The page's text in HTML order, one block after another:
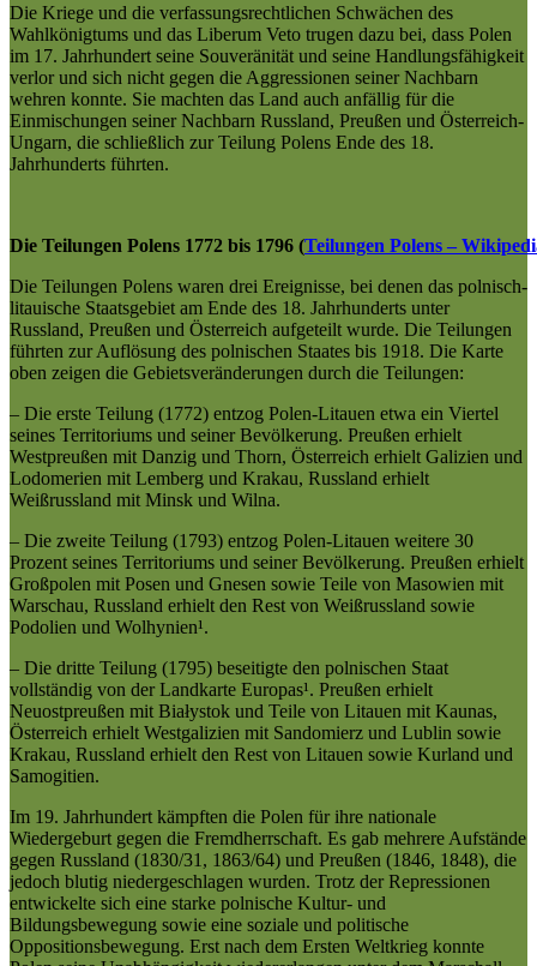
Die Kriege und die verfassungsrechtlichen Schwächen des
Wahlkönigtums und das Liberum Veto trugen dazu bei, dass Polen
im 17. Jahrhundert seine Souveränität und seine Handlungsfähigkeit
verlor und sich nicht gegen die Aggressionen seiner Nachbarn
wehren konnte. Sie machten das Land auch anfällig für die
Einmischungen seiner Nachbarn Russland, Preußen und Österreich-
Ungarn, die schließlich zur Teilung Polens Ende des 18.
Jahrhunderts führten.
Die Teilungen Polens 1772 bis 1796 (Teilungen Polens –
Die Teilungen Polens waren drei Ereignisse, bei denen das polnisch-
litauische Staatsgebiet am Ende des 18. Jahrhunderts unter
Russland, Preußen und Österreich aufgeteilt wurde. Die Teilungen
führten zur Auflösung des polnischen Staates bis 1918. Die Karte
oben zeigen die Gebietsveränderungen durch die Teilungen:
– Die erste Teilung (1772) entzog Polen-Litauen etwa ein Viertel
seines Territoriums und seiner Bevölkerung. Preußen erhielt
Westpreußen mit Danzig und Thorn, Österreich erhielt Galizien und
Lodomerien mit Lemberg und Krakau, Russland erhielt
Weißrussland mit Minsk und Wilna.
– Die zweite Teilung (1793) entzog Polen-Litauen weitere 30
Prozent seines Territoriums und seiner Bevölkerung. Preußen erhielt
Großpolen mit Posen und Gnesen sowie Teile von Masowien mit
Warschau, Russland erhielt den Rest von Weißrussland sowie
Podolien und Wolhynien¹.
– Die dritte Teilung (1795) beseitigte den polnischen Staat
vollständig von der Landkarte Europas¹. Preußen erhielt
Neuostpreußen mit Białystok und Teile von Litauen mit Kaunas,
Österreich erhielt Westgalizien mit Sandomierz und Lublin sowie
Krakau, Russland erhielt den Rest von Litauen sowie Kurland und
Samogitien.
Im 19. Jahrhundert kämpften die Polen für ihre nationale
Wiedergeburt gegen die Fremdherrschaft. Es gab mehrere Aufstände
gegen Russland (1830/31, 1863/64) und Preußen (1846, 1848), die
jedoch blutig niedergeschlagen wurden. Trotz der Repressionen
entwickelte sich eine starke polnische Kultur- und
Bildungsbewegung sowie eine soziale und politische
Oppositionsbewegung. Erst nach dem Ersten Weltkrieg konnte